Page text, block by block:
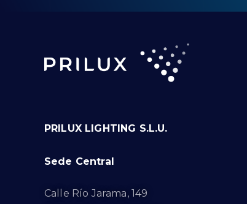
PRILUX LIGHTING S.L.U.
Sede Central
Calle Río Jarama, 149